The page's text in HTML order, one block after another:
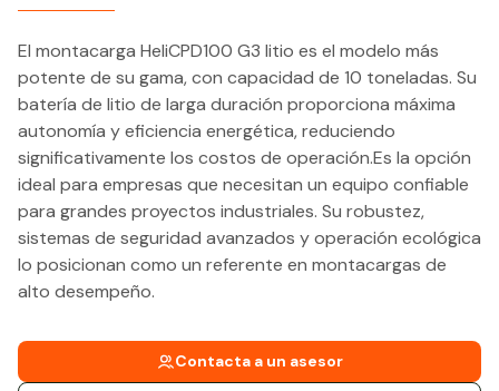
El montacarga HeliCPD100 G3 litio es el modelo más
potente de su gama, con capacidad de 10 toneladas. Su
batería de litio de larga duración proporciona máxima
autonomía y eficiencia energética, reduciendo
significativamente los costos de operación.Es la opción
ideal para empresas que necesitan un equipo confiable
para grandes proyectos industriales. Su robustez,
sistemas de seguridad avanzados y operación ecológica
lo posicionan como un referente en montacargas de
alto desempeño.
Contacta a un asesor